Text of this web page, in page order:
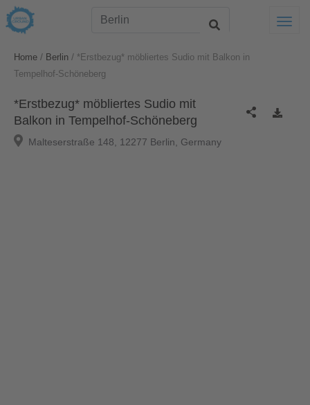
Home / Berlin / *Erstbezug* möbliertes Sudio mit Balkon in
Tempelhof-Schöneberg
*Erstbezug* möbliertes Sudio mit
Balkon in Tempelhof-Schöneberg
Malteserstraße 148, 12277 Berlin, Germany